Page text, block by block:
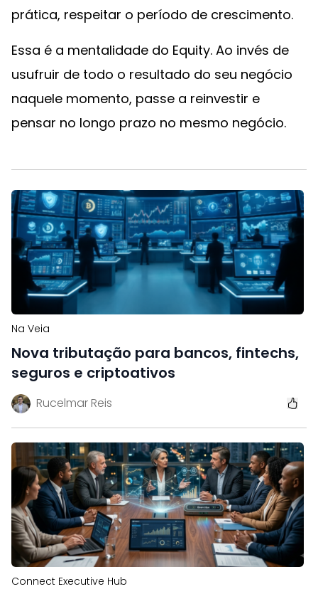
prática, respeitar o período de crescimento.
Essa é a mentalidade do Equity. Ao invés de
usufruir de todo o resultado do seu negócio
naquele momento, passe a reinvestir e
pensar no longo prazo no mesmo negócio.
Na Veia
Nova tributação para bancos, fintechs,
seguros e criptoativos
Rucelmar Reis
Connect Executive Hub